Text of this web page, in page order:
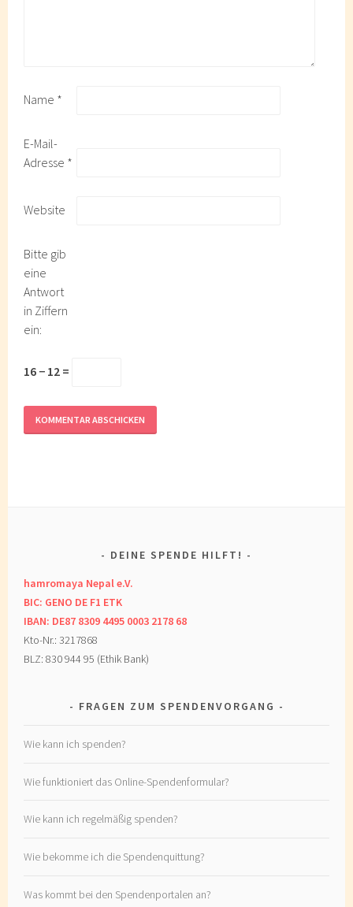
Name *
E-Mail-
Adresse *
Website
Bitte gib
eine
Antwort
in Ziffern
ein:
16 − 12 =
DEINE SPENDE HILFT!
hamromaya Nepal e.V.
BIC: GENO DE F1 ETK
IBAN: DE87 8309 4495 0003 2178 68
Kto-Nr.: 3217868
BLZ: 830 944 95 (Ethik Bank)
FRAGEN ZUM SPENDENVORGANG
Wie kann ich spenden?
Wie funktioniert das Online-Spendenformular?
Wie kann ich regelmäßig spenden?
Wie bekomme ich die Spendenquittung?
Was kommt bei den Spendenportalen an?